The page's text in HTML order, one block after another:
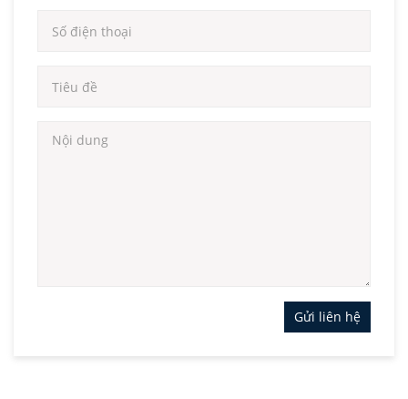
Hotline:
086 504 3686
Địa chỉ:LK 03-03, Khu Đô Thị Hinode Royal Park,
📩 Liên hệ ngay để nhận báo giá tốt nhất!
Gửi liên hệ